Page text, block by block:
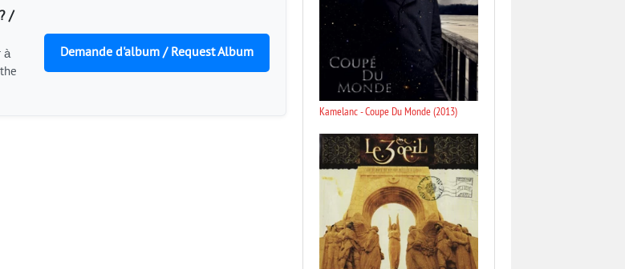
/
à
Demande d'album / Request Album
Kamelanc - Coupe Du Monde (2013)